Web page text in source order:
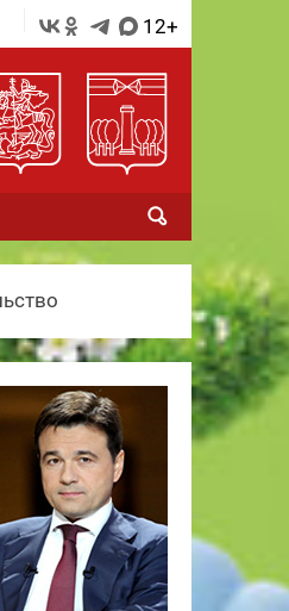
12+